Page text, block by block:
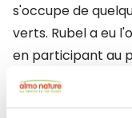
s'occupe de
verts. Rubel a eu
en participant au
Job conçu par